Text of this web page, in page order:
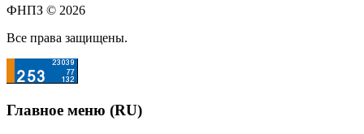
ФНПЗ © 2026
Все права защищены.
Главное меню (RU)